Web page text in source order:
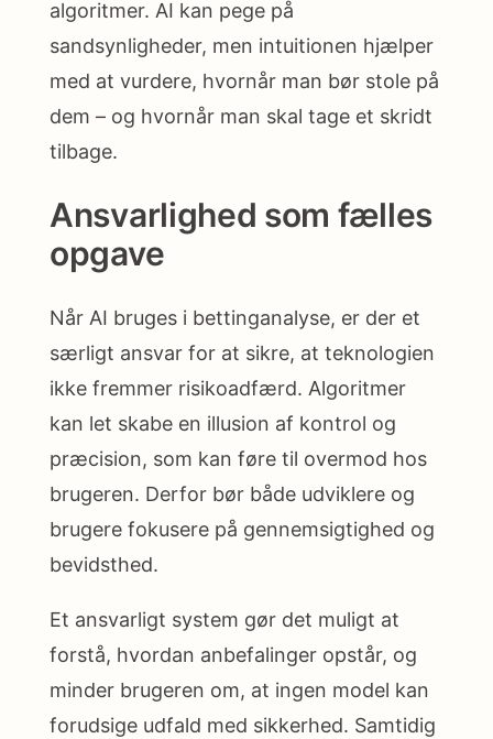
algoritmer. AI kan pege på
sandsynligheder, men intuitionen hjælper
med at vurdere, hvornår man bør stole på
dem – og hvornår man skal tage et skridt
tilbage.
Ansvarlighed som fælles
opgave
Når AI bruges i bettinganalyse, er der et
særligt ansvar for at sikre, at teknologien
ikke fremmer risikoadfærd. Algoritmer
kan let skabe en illusion af kontrol og
præcision, som kan føre til overmod hos
brugeren. Derfor bør både udviklere og
brugere fokusere på gennemsigtighed og
bevidsthed.
Et ansvarligt system gør det muligt at
forstå, hvordan anbefalinger opstår, og
minder brugeren om, at ingen model kan
forudsige udfald med sikkerhed. Samtidig